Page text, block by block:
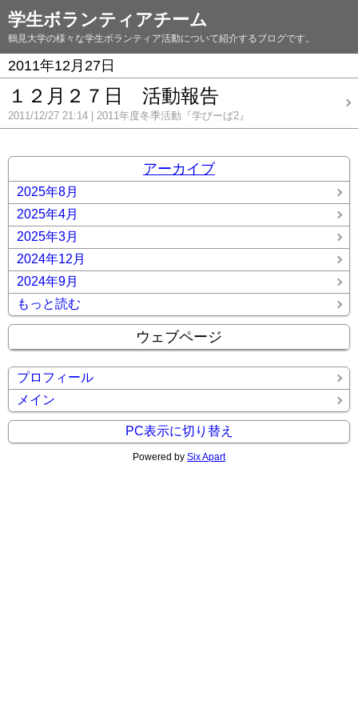
学生ボランティアチーム
鶴見大学の様々な学生ボランティア活動について紹介するブログです。
2011年12月27日
１２月２７日 活動報告
2011/12/27 21:14 2011年度冬季活動『学びーば2』
アーカイブ
2025年8月
2025年4月
2025年3月
2024年12月
2024年9月
もっと読む
ウェブページ
プロフィール
メイン
PC表示に切り替え
Powered by Six Apart